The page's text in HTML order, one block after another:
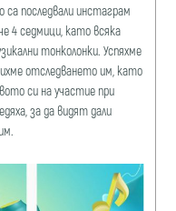
са последвали инстаграм
4 седмици, като всяка
тонколонки. Успяхме
отследването им, като
си на участие при
за да видят дали